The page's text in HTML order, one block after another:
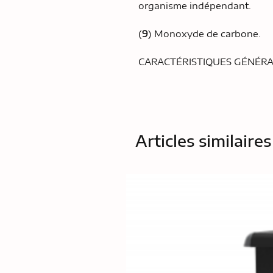
organisme indépendant.
(9) Monoxyde de carbone.
CARACTÉRISTIQUES
Articles similaires